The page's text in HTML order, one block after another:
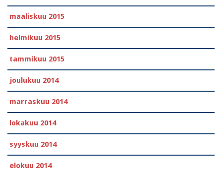
maaliskuu 2015
helmikuu 2015
tammikuu 2015
joulukuu 2014
marraskuu 2014
lokakuu 2014
syyskuu 2014
elokuu 2014